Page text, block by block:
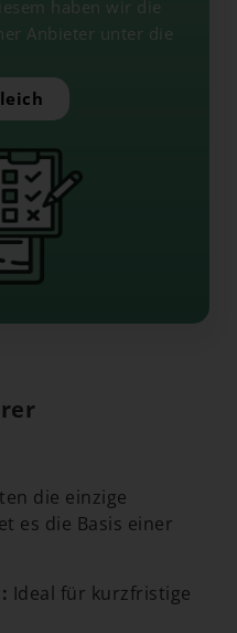
haben wir die
Anbieter unter die
die einzige
es die Basis einer
Ideal für kurzfristige